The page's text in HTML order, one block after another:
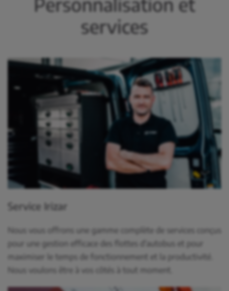
services
Service Irizar
Nous vous offrons une gamme complète de services conçus
pour une gestion efficace des flottes d'autobus et pour
maximiser le temps de fonctionnement et la productivité.
Nous voulons être à vos côtés à tout moment.